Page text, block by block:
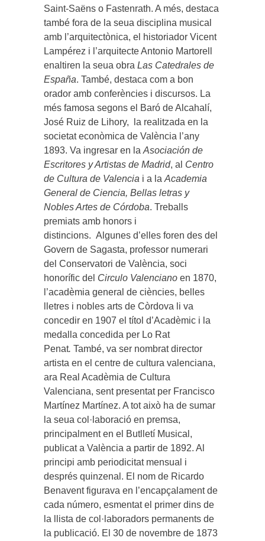
Saint-Saëns o Fastenrath. A més, destaca
també fora de la seua disciplina musical
amb l’arquitectònica, el historiador Vicent
Lampérez i l’arquitecte Antonio Martorell
enaltiren la seua obra Las Catedrales de
España. També, destaca com a bon
orador amb conferències i discursos. La
més famosa segons el Baró de Alcahalí,
José Ruiz de Lihory, la realitzada en la
societat econòmica de València l’any
1893. Va ingresar en la Asociación de
Escritores y Artistas de Madrid, al Centro
de Cultura de Valencia i a la Academia
General de Ciencia, Bellas letras y
Nobles Artes de Córdoba. Treballs
premiats amb honors i
distincions. Algunes d’elles foren des del
Govern de Sagasta, professor numerari
del Conservatori de València, soci
honorífic del Circulo Valenciano en 1870,
l’acadèmia general de ciències, belles
lletres i nobles arts de Còrdova li va
concedir en 1907 el títol d’Acadèmic i la
medalla concedida per Lo Rat
Penat. També, va ser nombrat director
artista en el centre de cultura valenciana,
ara Real Acadèmia de Cultura
Valenciana, sent presentat per Francisco
Martínez Martínez. A tot això ha de sumar
la seua col·laboració en premsa,
principalment en el Butlletí Musical,
publicat a València a partir de 1892. Al
principi amb periodicitat mensual i
després quinzenal. El nom de Ricardo
Benavent figurava en l’encapçalament de
cada número, esmentat el primer dins de
la llista de col·laboradors permanents de
la publicació. El 30 de novembre de 1873